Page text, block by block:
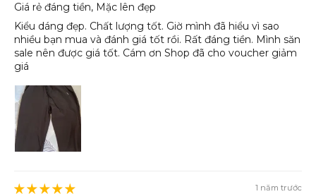
Giá rẻ đáng tiền, Mặc lên đẹp
Kiểu dáng đẹp. Chất lượng tốt. Giờ mình đã hiểu vì sao
nhiều bạn mua và đánh giá tốt rồi. Rất đáng tiền. Mình săn
sale nên được giá tốt. Cám ơn Shop đã cho voucher giảm
giá
1 năm trước